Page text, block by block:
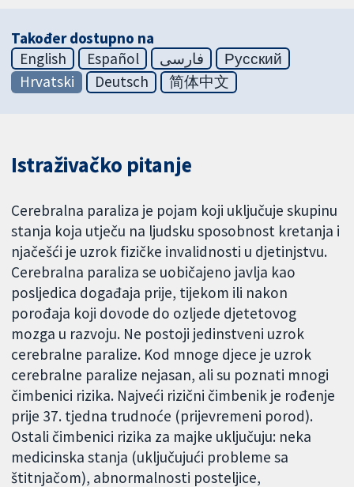
Također dostupno na
English
Español فارسی
Русский
Hrvatski
Deutsch 简体中文
Istraživačko pitanje
Cerebralna paraliza je pojam koji uključuje skupinu
stanja koja utječu na ljudsku sposobnost kretanja i
njačešći je uzrok fizičke invalidnosti u djetinjstvu.
Cerebralna paraliza se uobičajeno javlja kao
posljedica događaja prije, tijekom ili nakon
porođaja koji dovode do ozljede djetetovog
mozga u razvoju. Ne postoji jedinstveni uzrok
cerebralne paralize. Kod mnoge djece je uzrok
cerebralne paralize nejasan, ali su poznati mnogi
čimbenici rizika. Najveći rizični čimbenik je rođenje
prije 37. tjedna trudnoće (prijevremeni porod).
Ostali čimbenici rizika za majke uključuju: neka
medicinska stanja (uključujući probleme sa
štitnjačom), abnormalnosti posteljice,